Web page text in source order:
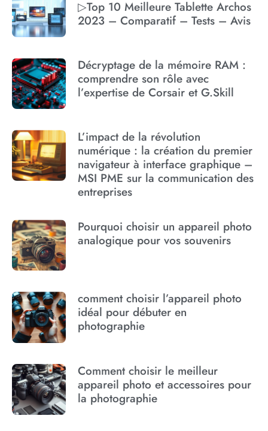
▷Top 10 Meilleure Tablette Archos
2023 – Comparatif – Tests – Avis
Décryptage de la mémoire RAM :
comprendre son rôle avec
l’expertise de Corsair et G.Skill
L’impact de la révolution
numérique : la création du premier
navigateur à interface graphique –
MSI PME sur la communication des
entreprises
Pourquoi choisir un appareil photo
analogique pour vos souvenirs
comment choisir l’appareil photo
idéal pour débuter en
photographie
Comment choisir le meilleur
appareil photo et accessoires pour
la photographie